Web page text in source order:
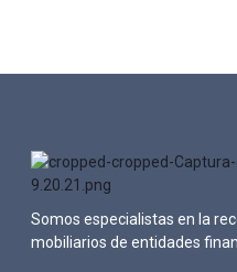
Somos especialistas en la
mobiliarios de entidades